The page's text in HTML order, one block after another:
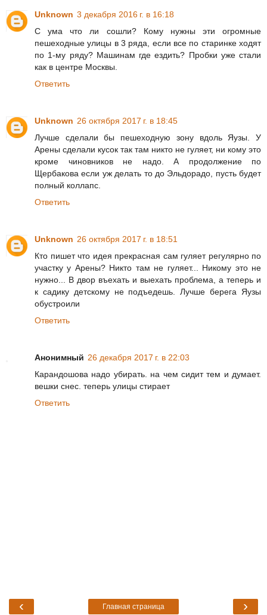
Unknown 3 декабря 2016 г. в 16:18
С ума что ли сошли? Кому нужны эти огромные
пешеходные улицы в 3 ряда, если все по старинке ходят
по 1-му ряду? Машинам где ездить? Пробки уже стали
как в центре Москвы.
Ответить
Unknown 26 октября 2017 г. в 18:45
Лучше сделали бы пешеходную зону вдоль Яузы. У
Арены сделали кусок так там никто не гуляет, ни кому это
кроме чиновников не надо. А продолжение по
Щербакова если уж делать то до Эльдорадо, пусть будет
полный коллапс.
Ответить
Unknown 26 октября 2017 г. в 18:51
Кто пишет что идея прекрасная сам гуляет регулярно по
участку у Арены? Никто там не гуляет... Никому это не
нужно... В двор въехать и выехать проблема, а теперь и
к садику детскому не подъедешь. Лучше берега Яузы
обустроили
Ответить
Анонимный 26 декабря 2017 г. в 22:03
Карандошова надо убирать. на чем сидит тем и думает.
вешки снес. теперь улицы стирает
Ответить
‹ ›
Главная страница